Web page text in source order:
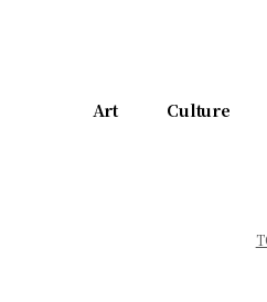
Art Culture